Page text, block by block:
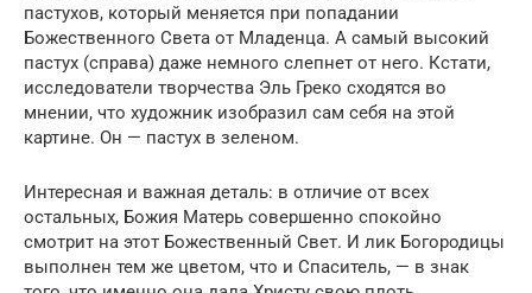
пастухов, который меняется при попадании
Божественного Света от Младенца. А самый высокий
пастух (справа) даже немного слепнет от него. Кстати,
исследователи творчества Эль Греко сходятся во
мнении, что художник изобразил сам себя на этой
картине. Он — пастух в зеленом.
Интересная и важная деталь: в отличие от всех
остальных, Божия Матерь совершенно спокойно
смотрит на этот Божественный Свет. И лик Богородицы
выполнен тем же цветом, что и Спаситель, — в знак